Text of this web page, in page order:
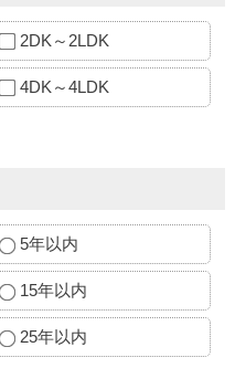
2DK～2LDK
4DK～4LDK
5年以内
15年以内
25年以内